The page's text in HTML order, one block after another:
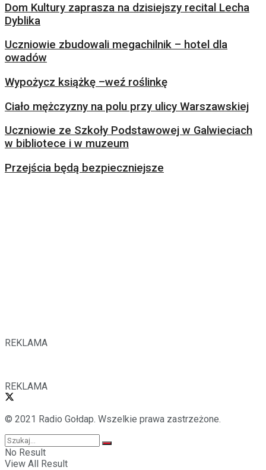
Dom Kultury zaprasza na dzisiejszy recital Lecha
Dyblika
Uczniowie zbudowali megachilnik – hotel dla
owadów
Wypożycz książkę –weź roślinkę
Ciało mężczyzny na polu przy ulicy Warszawskiej
Uczniowie ze Szkoły Podstawowej w Galwieciach
w bibliotece i w muzeum
Przejścia będą bezpieczniejsze
REKLAMA
REKLAMA
© 2021 Radio Gołdap. Wszelkie prawa zastrzeżone.
No Result
View All Result